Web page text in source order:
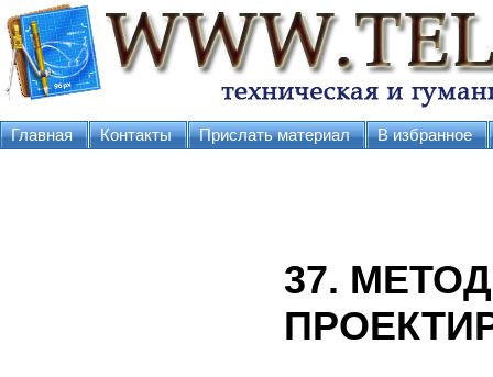
Главная Контакты Прислать материал В избранное
37.